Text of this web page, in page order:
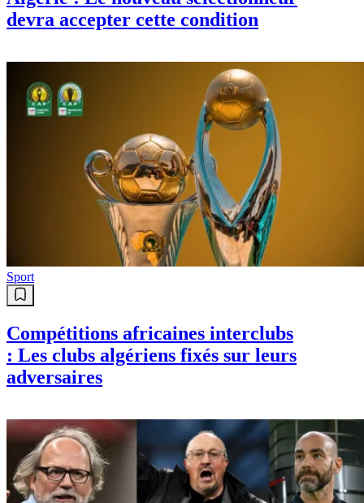
devra accepter cette condition
Sport
Compétitions africaines interclubs
: Les clubs algériens fixés sur leurs
adversaires